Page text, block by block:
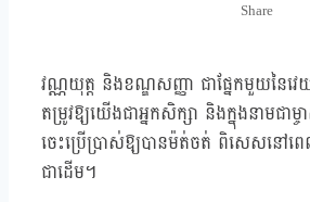
Share
វណ្ណយុត្ត និងខណ្ឌសញ្ញា ជាផ្នែកមួយនៃវេ
តម្រូវឱ្យយើងជាអ្នកសិក្សា និងក្នុងនាមជាម្
ចេះប្រើប្រាស់ឱ្យបានម៉ត់ចត់ ពិសេសនៅព
ជាដើម។